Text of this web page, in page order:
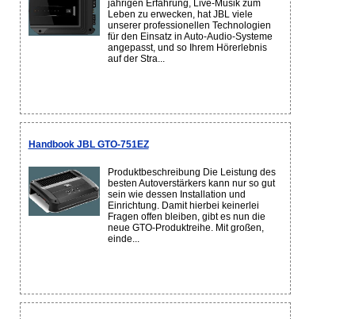
jährigen Erfahrung, Live-Musik zum
Leben zu erwecken, hat JBL viele
unserer professionellen Technologien
für den Einsatz in Auto-Audio-Systeme
angepasst, und so Ihrem Hörerlebnis
auf der Stra...
Handbook JBL GTO-751EZ
Produktbeschreibung Die Leistung des
besten Autoverstärkers kann nur so gut
sein wie dessen Installation und
Einrichtung. Damit hierbei keinerlei
Fragen offen bleiben, gibt es nun die
neue GTO-Produktreihe. Mit großen,
einde...